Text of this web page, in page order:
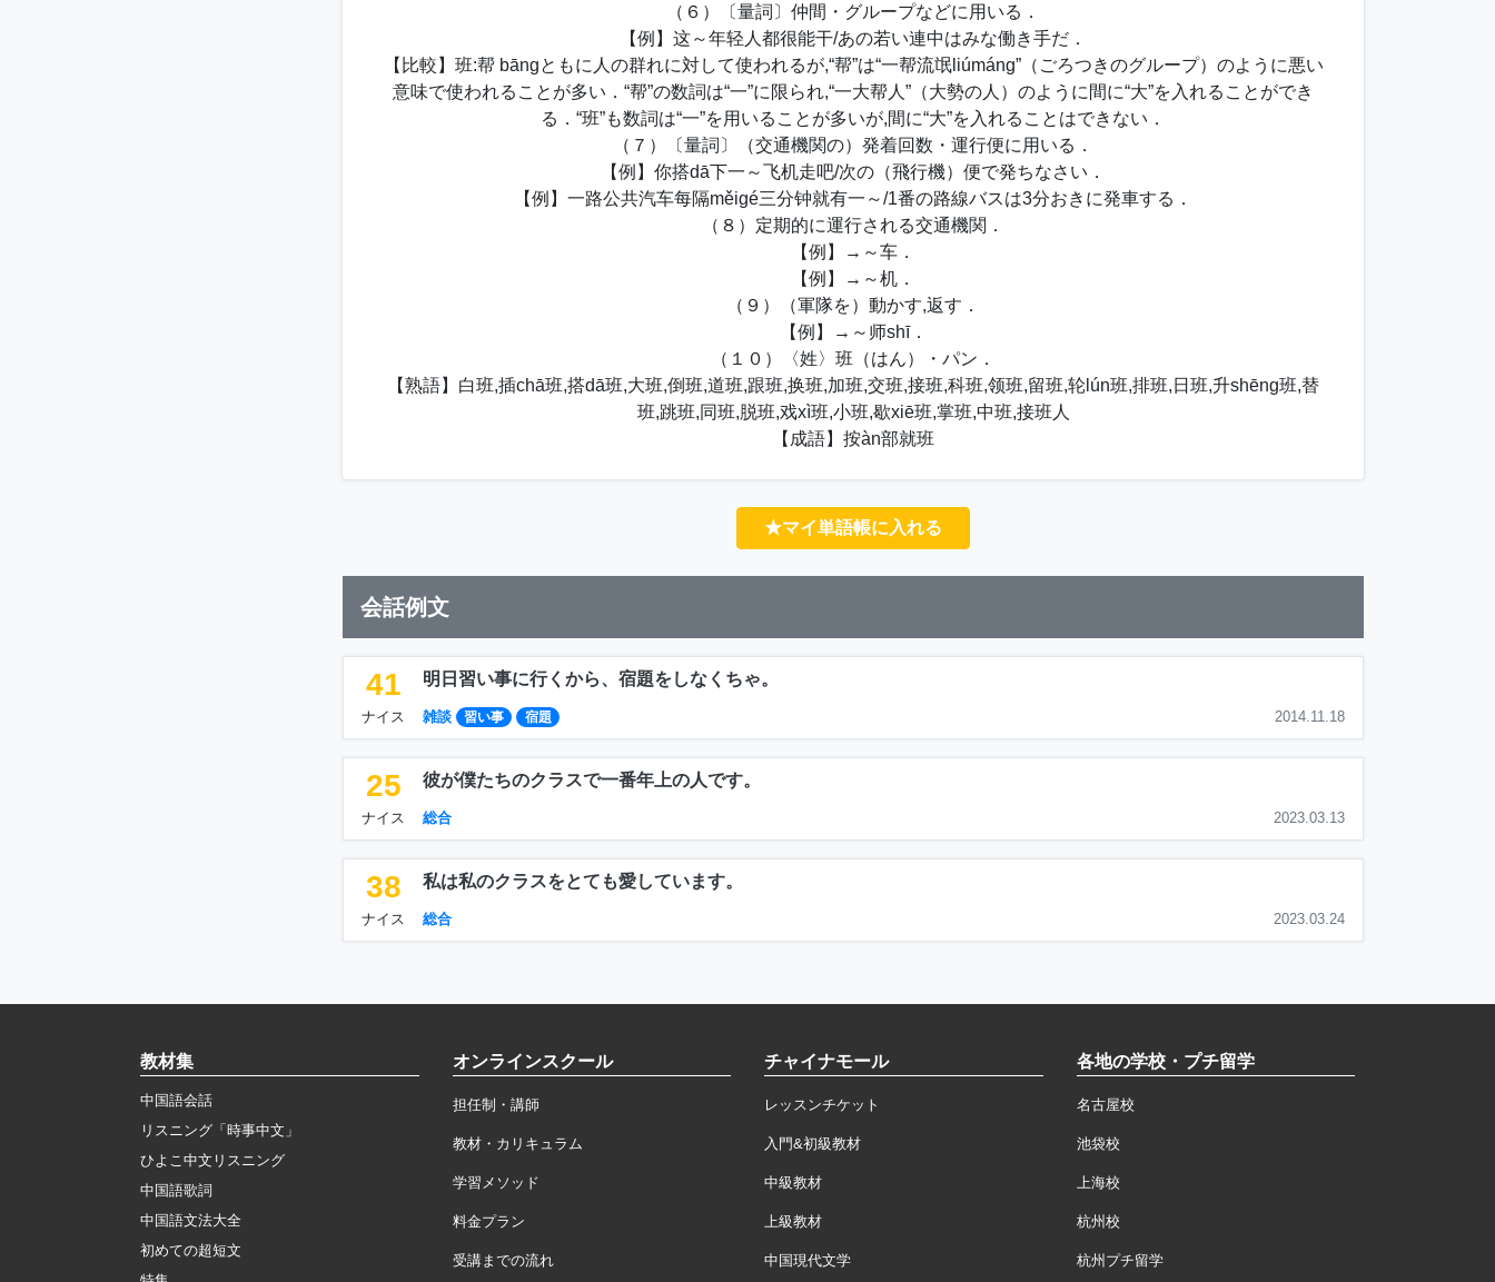
（６）〔量詞〕仲間・グループなどに用いる．
【例】这～年轻人都很能干/あの若い連中はみな働き手だ．
【比較】班:帮 bāngともに人の群れに対して使われるが,“帮”は“一帮流氓liúmáng”（ごろつきのグループ）のように悪い
意味で使われることが多い．“帮”の数詞は“一”に限られ,“一大帮人”（大勢の人）のように間に“大”を入れることができ
る．“班”も数詞は“一”を用いることが多いが,間に“大”を入れることはできない．
（７）〔量詞〕（交通機関の）発着回数・運行便に用いる．
【例】你搭dā下一～飞机走吧/次の（飛行機）便で発ちなさい．
【例】一路公共汽车每隔měigé三分钟就有一～/1番の路線バスは3分おきに発車する．
（８）定期的に運行される交通機関．
【例】→～车．
【例】→～机．
（９）（軍隊を）動かす,返す．
【例】→～师shī．
（１０）〈姓〉班（はん）・パン．
【熟語】白班,插chā班,搭dā班,大班,倒班,道班,跟班,换班,加班,交班,接班,科班,领班,留班,轮lún班,排班,日班,升shēng班,替
班,跳班,同班,脱班,戏xì班,小班,歇xiē班,掌班,中班,接班人
【成語】按àn部就班
★マイ単語帳に入れる
会話例文
41
ナイス
明日習い事に行くから、宿題をしなくちゃ。
雑談 習い事 宿題 2014.11.18
25
ナイス
彼が僕たちのクラスで一番年上の人です。
総合 2023.03.13
38
ナイス
私は私のクラスをとても愛しています。
総合 2023.03.24
教材集
中国語会話
リスニング「時事中文」
ひよこ中文リスニング
中国語歌詞
中国語文法大全
初めての超短文
オンラインスクール
担任制・講師
教材・カリキュラム
学習メソッド
料金プラン
受講までの流れ
チャイナモール
レッスンチケット
入門&初級教材
中級教材
上級教材
中国現代文学
各地の学校・プチ留学
名古屋校
池袋校
上海校
杭州校
杭州プチ留学